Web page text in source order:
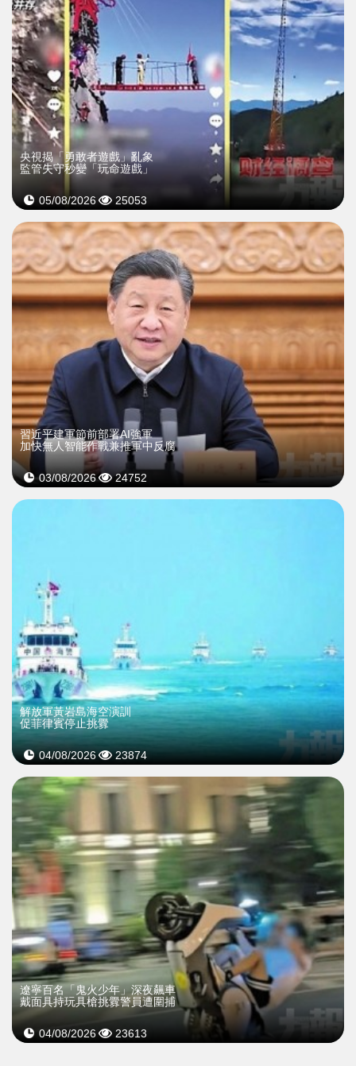
央視揭「勇敢者遊戲」亂象
監管失守秒變「玩命遊戲」
05/08/2026 25053
習近平建軍節前部署AI強軍
加快無人智能作戰兼推軍中反腐
03/08/2026 24752
解放軍黃岩島海空演訓
促菲律賓停止挑釁
04/08/2026 23874
遼寧百名「鬼火少年」深夜飆車
戴面具持玩具槍挑釁警員遭圍捕
04/08/2026 23613